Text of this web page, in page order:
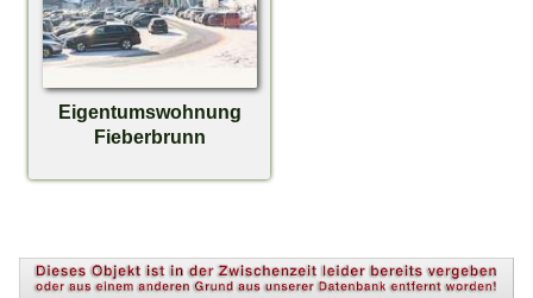
Eigentumswohnung
Fieberbrunn